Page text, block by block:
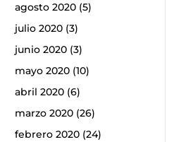
agosto 2020 (5)
julio 2020 (3)
junio 2020 (3)
mayo 2020 (10)
abril 2020 (6)
marzo 2020 (26)
febrero 2020 (24)